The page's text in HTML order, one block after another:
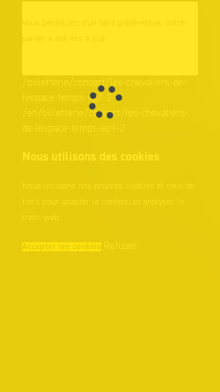
Vous bénéficiez d'un tarif préférentiel, votre
panier a été mis à jour.
/billetterie/concert/les-chevaliers-de-
lespace-temps-ep1-2
/en/billetterie/concert/les-chevaliers-
de-lespace-temps-ep1-2
Nous utilisons des cookies
Nous utilisons nos propres cookies et ceux de
tiers pour adapter le contenu et analyser le
trafic web.
Accepter les cookies Refuser